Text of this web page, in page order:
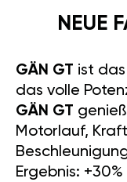
NEUE
GÄN GT ist
das volle
GÄN GT
Motorlauf,
Ergebnis: